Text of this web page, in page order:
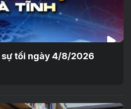
tối ngày 4/8/2026